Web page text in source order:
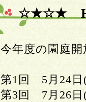
☆★☆★
今年度の園庭
第1回 5月
第3回 7月